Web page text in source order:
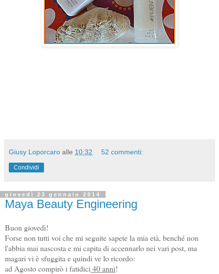
Giusy Loporcaro alle 10:32 52 commenti:
Condividi
giovedì 23 gennaio 2014
Maya Beauty Engineering
Buon giovedì!
Forse non tutti voi che mi seguite sapete la mia età, benché non
l'abbia mai nascosta e mi capita di accennarlo nei vari post, ma
magari vi è sfuggita e quindi ve lo ricordo:
ad Agosto compirò i fatidici 40 anni!